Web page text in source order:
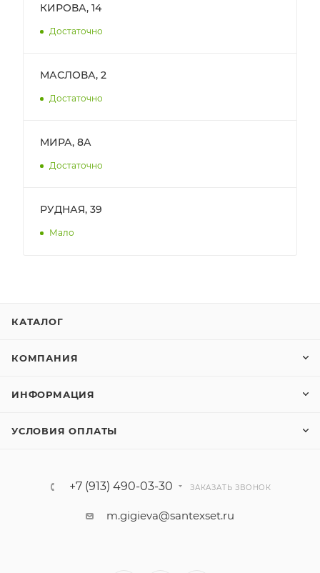
КИРОВА, 14
Достаточно
МАСЛОВА, 2
Достаточно
МИРА, 8А
Достаточно
РУДНАЯ, 39
Мало
КАТАЛОГ
КОМПАНИЯ
ИНФОРМАЦИЯ
УСЛОВИЯ ОПЛАТЫ
+7 (913) 490-03-30 ЗАКАЗАТЬ ЗВОНОК
m.gigieva@santexset.ru